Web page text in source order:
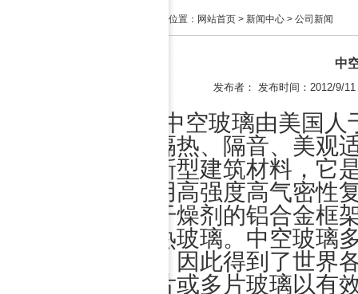
当前位置： 网站首页> 新闻中心> 公司新闻
中
发布者： 发布时间：2012/9/
中空玻璃由美国人
的隔热、隔音、美观
的新型建筑材料，它
使用高强度高气密性
含干燥剂的铝合金框
隔热玻璃。中空玻璃
璃，因此得到了世界
两片或多片玻璃以有